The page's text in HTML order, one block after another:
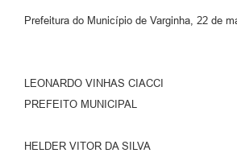
Prefeitura do Município de Varginha, 22 de
LEONARDO VINHAS CIACCI
PREFEITO MUNICIPAL
HELDER VITOR DA SILVA